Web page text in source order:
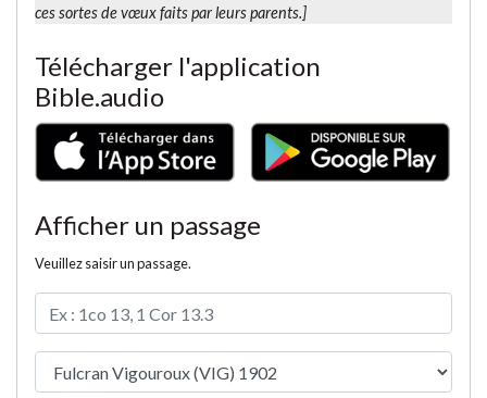
ces sortes de vœux faits par leurs parents.]
Télécharger l'application
Bible.audio
Afficher un passage
Veuillez saisir un passage.